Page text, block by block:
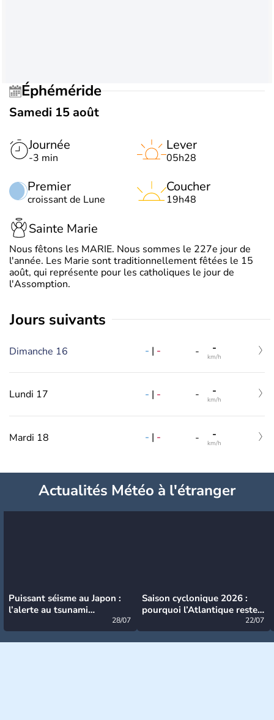
Éphéméride
Samedi 15 août
Journée
-3 min
Premier
croissant de Lune
Lever
05h28
Coucher
19h48
Sainte Marie
Nous fêtons les MARIE. Nous sommes le 227e jour de
l'année. Les Marie sont traditionnellement fêtées le 15
août, qui représente pour les catholiques le jour de
l'Assomption.
jours suivants
Dimanche 16 - | - - -
km/h
Lundi 17 - | - - -
km/h
Mardi 18 - | - - -
km/h
Actualités Météo à l'étranger
Puissant séisme au Japon :
l’alerte au tsunami
28/07
Saison cyclonique 2026 :
pourquoi l’Atlantique reste
22/07